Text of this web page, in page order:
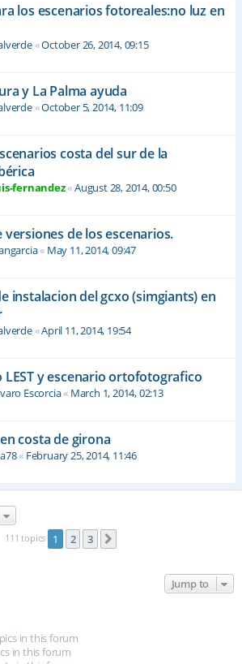
los escenarios fotoreales:no luz en
«October 26, 2014, 09:15
y La Palma ayuda
«October 5, 2014, 11:09
costa del sur de la
fernandez«August 28, 2014, 00:50
versiones de los escenarios.
« May 11, 2014, 09:47
instalacion del gcxo (simgiants) en
«April 11, 2014, 19:54
y escenario ortofotografico
Escorcia« March 1, 2014, 02:13
costa de girona
« February 25, 2014, 11:46
111 topics 1 2 3
Jump to
in this forum
in this forum